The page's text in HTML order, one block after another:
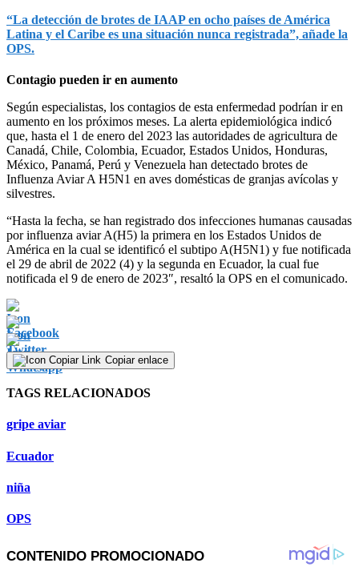
“La detección de brotes de IAAP en ocho países de América
Latina y el Caribe es una situación nunca registrada”, añade la
OPS.
Contagio pueden ir en aumento
Según especialistas, los contagios de esta enfermedad podrían ir en
aumento en los próximos meses. La alerta epidemiológica indicó
que, hasta el 1 de enero del 2023 las autoridades de agricultura de
Canadá, Chile, Colombia, Ecuador, Estados Unidos, Honduras,
México, Panamá, Perú y Venezuela han detectado brotes de
Influenza Aviar A H5N1 en aves domésticas de granjas avícolas y
silvestres.
“Hasta la fecha, se han registrado dos infecciones humanas causadas
por influenza aviar A(H5) la primera en los Estados Unidos de
América en la cual se identificó el subtipo A(H5N1) y fue notificada
el 29 de abril de 2022 (4) y la segunda en Ecuador, la cual fue
notificada el 9 de enero de 2023″, resaltó la OPS en el comunicado.
Copiar enlace
TAGS RELACIONADOS
gripe aviar
Ecuador
niña
OPS